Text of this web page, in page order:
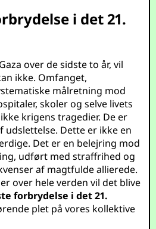
i det 21.
over de sidste to år, vil
ikke. Omfanget,
målretning mod
skoler og selve livets
krigens tragedier. De er
udslettelse. Dette er ikke en
Det er en belejring mod
udført med straffrihed og
af magtfulde allierede.
over hele verden vil det blive
forbrydelse i det 21.
plet på vores kollektive